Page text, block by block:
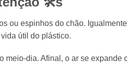
ou espinhos do chão.
útil do plástico.
dia. Afinal, o ar se